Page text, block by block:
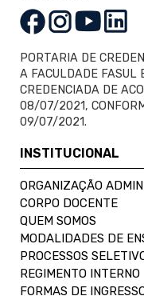
PORTARIA DE
A FACULDADE FASUL
CREDENCIADA DE
08/07/2021,
09/07/2021.
INSTITUCIONAL
ORGANIZAÇÃO
CORPO DOCENTE
QUEM SOMOS
MODALIDADES DE
PROCESSOS
REGIMENTO INTERNO
FORMAS DE